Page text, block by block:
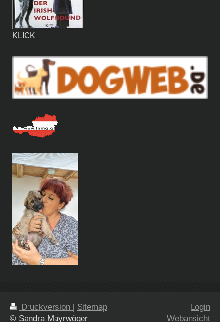
KLICK
Druckversion
Sitemap
© Sandra Mayrwöger
Login
Webansicht